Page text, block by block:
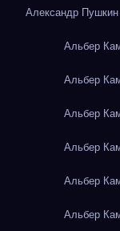
Александр
Альбер
Альбер
Альбер
Альбер
Альбер
Альбер